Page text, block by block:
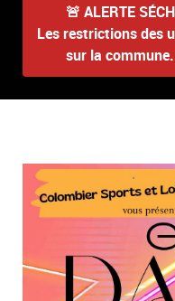
🚨 ALERTE
Les restrictions des
sur la commune.